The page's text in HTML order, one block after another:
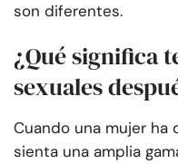
son diferentes.
¿Qué significa
sexuales
Cuando una mujer ha
sienta una amplia